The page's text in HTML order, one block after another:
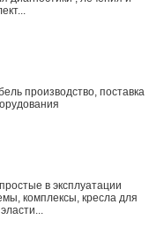
производство, поставка
в эксплуатации
комплексы, кресла для